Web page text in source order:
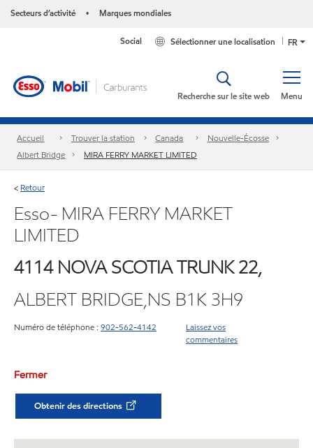
Secteurs d’activité • Marques mondiales
FR
Sélectionner une localisation
Social
Menu
Recherche sur le site web
Accueil Trouver la station Canada
Nouvelle-Écosse
Albert Bridge
MIRA FERRY MARKET LIMITED
< Retour
Esso- MIRA FERRY MARKET
LIMITED
4114 NOVA SCOTIA TRUNK 22,
ALBERT BRIDGE,NS B1K 3H9
Numéro de téléphone : 902-562-4142
Laissez vos
commentaires
Fermer
Obtenir des directions